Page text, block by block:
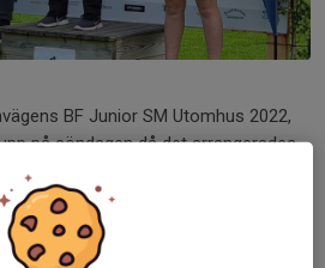
BF Junior SM Utomhus 2022,
på söndagen då det arrangerades
i grunden men jobbade upp sig
final!